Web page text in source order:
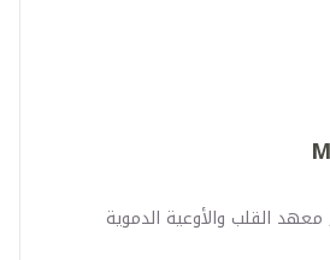
معهد القلب والأوعية الدموية